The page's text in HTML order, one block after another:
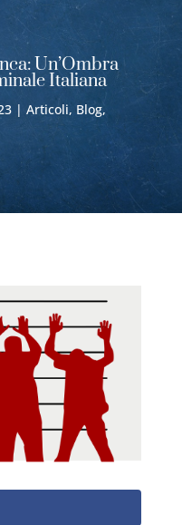
Un’Ombra
Italiana
| Articoli, Blog,